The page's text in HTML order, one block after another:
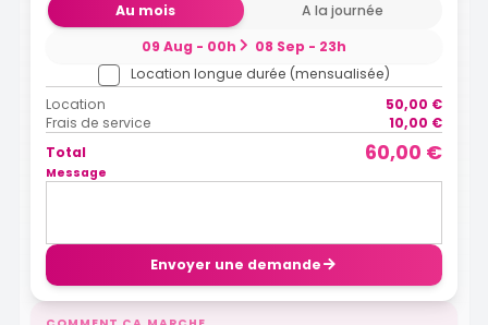
Au mois
A la journée
09 Aug - 00h
08 Sep - 23h
Location longue durée (mensualisée)
Location
50,00 €
Frais de service
10,00 €
Total
60,00 €
Message
Envoyer une demande